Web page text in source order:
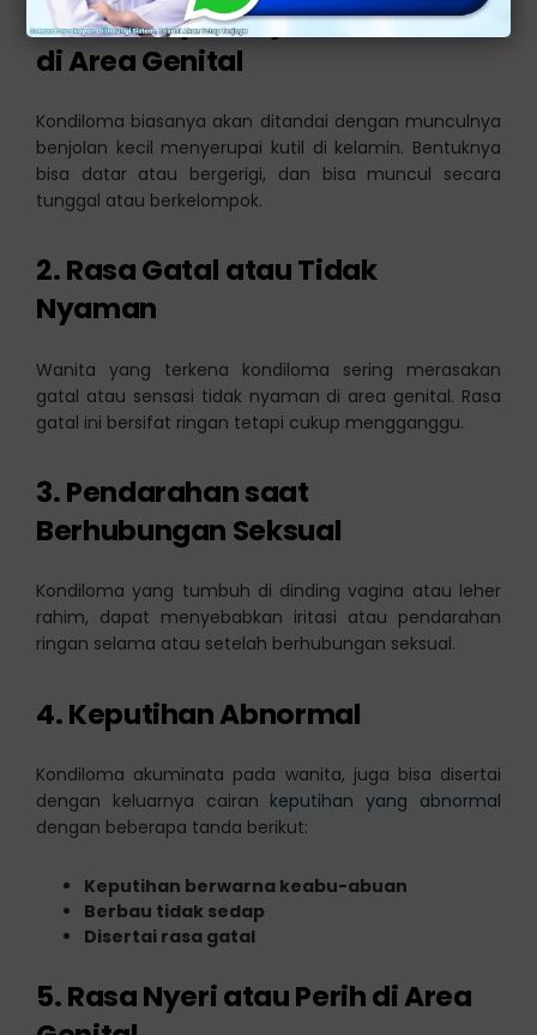
1. Munculnya Benjolan atau Kutil
di Area Genital
Kondiloma biasanya akan ditandai dengan munculnya
benjolan kecil menyerupai kutil di kelamin. Bentuknya
bisa datar atau bergerigi, dan bisa muncul secara
tunggal atau berkelompok.
2. Rasa Gatal atau Tidak
Nyaman
Wanita yang terkena kondiloma sering merasakan
gatal atau sensasi tidak nyaman di area genital. Rasa
gatal ini bersifat ringan tetapi cukup mengganggu.
3. Pendarahan saat
Berhubungan Seksual
Kondiloma yang tumbuh di dinding vagina atau leher
rahim, dapat menyebabkan iritasi atau pendarahan
ringan selama atau setelah berhubungan seksual.
4. Keputihan Abnormal
Kondiloma akuminata pada wanita, juga bisa disertai
dengan keluarnya cairan keputihan yang abnormal
dengan beberapa tanda berikut:
Keputihan berwarna keabu-abuan
Berbau tidak sedap
Disertai rasa gatal
5. Rasa Nyeri atau Perih di Area